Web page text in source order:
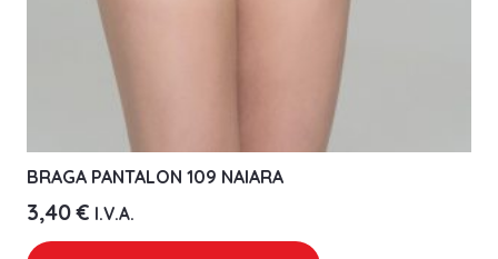
BRAGA PANTALON 109 NAIARA
3,40€ I.V.A.